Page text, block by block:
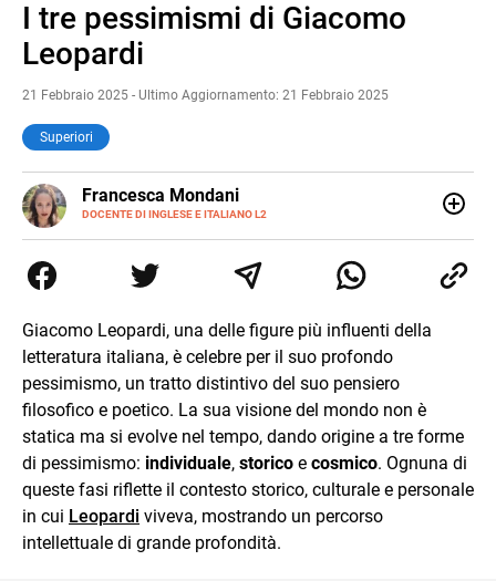
I tre pessimismi di Giacomo
Leopardi
21 Febbraio 2025 - Ultimo Aggiornamento: 21 Febbraio 2025
Superiori
Francesca Mondani
DOCENTE DI INGLESE E ITALIANO L2
LINKEDIN
INSTAGRAM
secondaria di secondo grado. Mi occupo inoltre di
traduzioni, SEO Onsite e contenuti per il web. Amo i saggi
della sintesi.
Giacomo Leopardi, una delle figure più influenti della
letteratura italiana, è celebre per il suo profondo
pessimismo, un tratto distintivo del suo pensiero
filosofico e poetico. La sua visione del mondo non è
statica ma si evolve nel tempo, dando origine a tre forme
di pessimismo: individuale, storico e cosmico. Ognuna di
queste fasi riflette il contesto storico, culturale e personale
in cui Leopardi viveva, mostrando un percorso
intellettuale di grande profondità.